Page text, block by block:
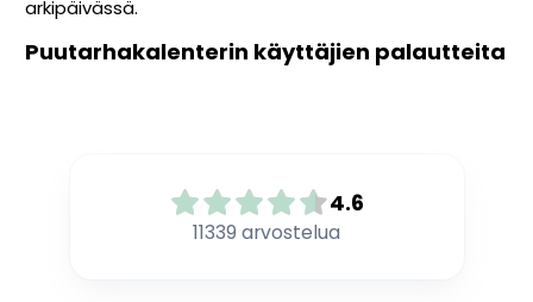
arkipäivässä.
Puutarhakalenterin käyttäjien palautteita
4.6
11339 arvostelua